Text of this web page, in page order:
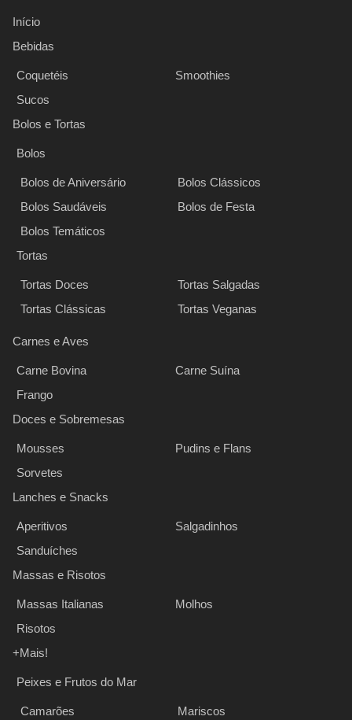
Início
Bebidas
Coquetéis
Smoothies
Sucos
Bolos e Tortas
Bolos
Bolos de Aniversário
Bolos Clássicos
Bolos Saudáveis
Bolos de Festa
Bolos Temáticos
Tortas
Tortas Doces
Tortas Salgadas
Tortas Clássicas
Tortas Veganas
Carnes e Aves
Carne Bovina
Carne Suína
Frango
Doces e Sobremesas
Mousses
Pudins e Flans
Sorvetes
Lanches e Snacks
Aperitivos
Salgadinhos
Sanduíches
Massas e Risotos
Massas Italianas
Molhos
Risotos
+Mais!
Peixes e Frutos do Mar
Camarões
Mariscos